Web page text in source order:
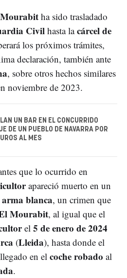
ha sido trasladado
Civil hasta lacárcel de
los próximos trámites,
declaración, también ante
, sobre otros hechos similares
noviembre de 2023.
UN BAR EN EL CONCURRIDO
DE UN PUEBLO DE NAVARRA POR
AL MES
que lo ocurrido en
apareció muerto en un
blanca, un crimen que
Mourabit, al igual que el
el 5 de enero de 2024
(Lleida), hasta donde el
en el coche robado al
.